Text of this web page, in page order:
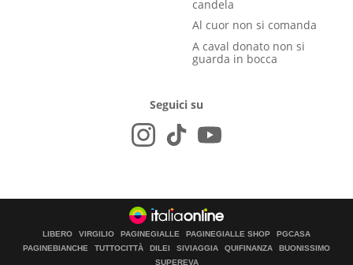
candela
Al cuor non si comanda
A caval donato non si
guarda in bocca
Seguici su
LIBERO VIRGILIO PAGINEGIALLE PAGINEGIALLE SHOP
PGCASA
PAGINEBIANCHE
TUTTOCITTÀ DILEI SIVIAGGIA QUIFINANZA
BUONISSIMO
SUPEREVA